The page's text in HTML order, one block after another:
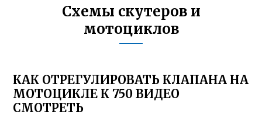
Схемы скутеров и
мотоциклов
КАК ОТРЕГУЛИРОВАТЬ КЛАПАНА НА
МОТОЦИКЛЕ К 750 ВИДЕО
СМОТРЕТЬ